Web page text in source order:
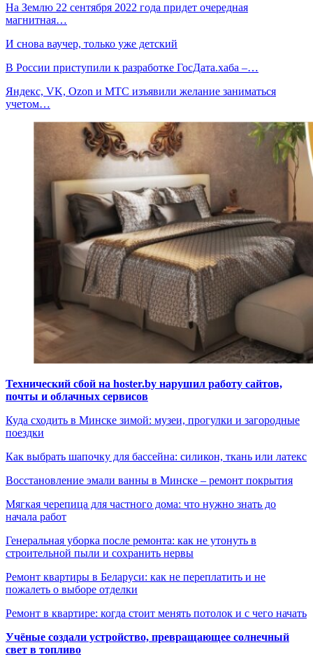
На Землю 22 сентября 2022 года придет очередная
магнитная…
И снова ваучер, только уже детский
В России приступили к разработке ГосДата.хаба –…
Яндекс, VK, Ozon и МТС изъявили желание заниматься
учетом…
Технический сбой на hoster.by нарушил работу сайтов,
почты и облачных сервисов
Куда сходить в Минске зимой: музеи, прогулки и загородные
поездки
Как выбрать шапочку для бассейна: силикон, ткань или латекс
Восстановление эмали ванны в Минске – ремонт покрытия
Мягкая черепица для частного дома: что нужно знать до
начала работ
Генеральная уборка после ремонта: как не утонуть в
строительной пыли и сохранить нервы
Ремонт квартиры в Беларуси: как не переплатить и не
пожалеть о выборе отделки
Ремонт в квартире: когда стоит менять потолок и с чего начать
Учёные создали устройство, превращающее солнечный
свет в топливо